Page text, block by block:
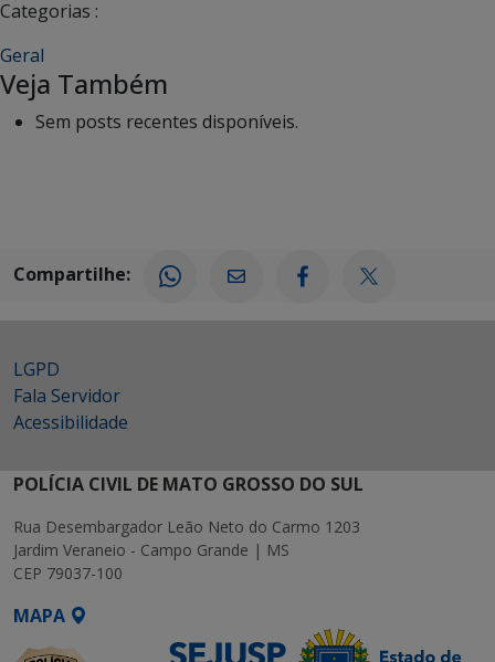
Categorias :
Geral
Veja Também
Sem posts recentes disponíveis.
Compartilhe:
LGPD
Fala Servidor
Acessibilidade
POLÍCIA CIVIL DE MATO GROSSO DO SUL
Rua Desembargador Leão Neto do Carmo 1203
Jardim Veraneio - Campo Grande | MS
CEP 79037-100
MAPA